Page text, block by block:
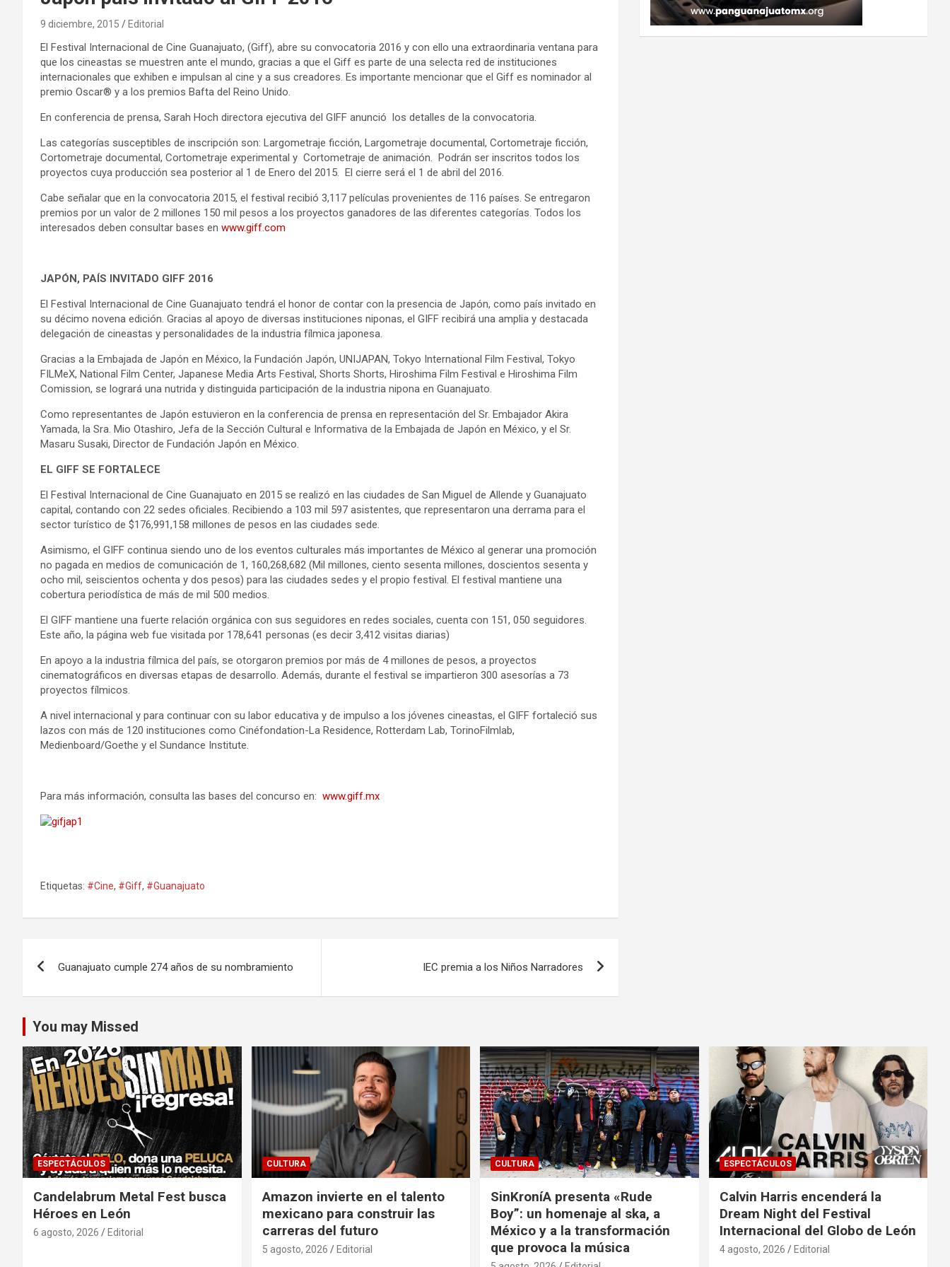
9 diciembre, 2015 Editorial
El Festival Internacional de Cine Guanajuato, (Giff), abre su convocatoria 2016 y con ello una extraordinaria ventana para
que los cineastas se muestren ante el mundo, gracias a que el Giff es parte de una selecta red de instituciones
internacionales que exhiben e impulsan al cine y a sus creadores. Es importante mencionar que el Giff es nominador al
premio Oscar® y a los premios Bafta del Reino Unido.
En conferencia de prensa, Sarah Hoch directora ejecutiva del GIFF anunció los detalles de la convocatoria.
Las categorías susceptibles de inscripción son: Largometraje ficción, Largometraje documental, Cortometraje ficción,
Cortometraje documental, Cortometraje experimental y Cortometraje de animación. Podrán ser inscritos todos los
proyectos cuya producción sea posterior al 1 de Enero del 2015. El cierre será el 1 de abril del 2016.
Cabe señalar que en la convocatoria 2015, el festival recibió 3,117 películas provenientes de 116 países. Se entregaron
premios por un valor de 2 millones 150 mil pesos a los proyectos ganadores de las diferentes categorías. Todos los
interesados deben consultar bases en www.giff.com
JAPÓN, PAÍS INVITADO GIFF 2016
El Festival Internacional de Cine Guanajuato tendrá el honor de contar con la presencia de Japón, como país invitado en
su décimo novena edición. Gracias al apoyo de diversas instituciones niponas, el GIFF recibirá una amplia y destacada
delegación de cineastas y personalidades de la industria fílmica japonesa.
Gracias a la Embajada de Japón en México, la Fundación Japón, UNIJAPAN, Tokyo International Film Festival, Tokyo
FILMeX, National Film Center, Japanese Media Arts Festival, Shorts Shorts, Hiroshima Film Festival e Hiroshima Film
Comission, se logrará una nutrida y distinguida participación de la industria nipona en Guanajuato.
Como representantes de Japón estuvieron en la conferencia de prensa en representación del Sr. Embajador Akira
Yamada, la Sra. Mio Otashiro, Jefa de la Sección Cultural e Informativa de la Embajada de Japón en México, y el Sr.
Masaru Susaki, Director de Fundación Japón en México.
EL GIFF SE FORTALECE
El Festival Internacional de Cine Guanajuato en 2015 se realizó en las ciudades de San Miguel de Allende y Guanajuato
capital, contando con 22 sedes oficiales. Recibiendo a 103 mil 597 asistentes, que representaron una derrama para el
sector turístico de $176,991,158 millones de pesos en las ciudades sede.
Asimismo, el GIFF continua siendo uno de los eventos culturales más importantes de México al generar una promoción
no pagada en medios de comunicación de 1, 160,268,682 (Mil millones, ciento sesenta millones, doscientos sesenta y
ocho mil, seiscientos ochenta y dos pesos) para las ciudades sedes y el propio festival. El festival mantiene una
cobertura periodística de más de mil 500 medios.
El GIFF mantiene una fuerte relación orgánica con sus seguidores en redes sociales, cuenta con 151, 050 seguidores.
Este año, la página web fue visitada por 178,641 personas (es decir 3,412 visitas diarias)
En apoyo a la industria fílmica del país, se otorgaron premios por más de 4 millones de pesos, a proyectos
cinematográficos en diversas etapas de desarrollo. Además, durante el festival se impartieron 300 asesorías a 73
proyectos fílmicos.
A nivel internacional y para continuar con su labor educativa y de impulso a los jóvenes cineastas, el GIFF fortaleció sus
lazos con más de 120 instituciones como Cinéfondation-La Residence, Rotterdam Lab, TorinoFilmlab,
Medienboard/Goethe y el Sundance Institute.
Para más información, consulta las bases del concurso en: www.giff.mx
Etiquetas: #Cine, #Giff, #Guanajuato
entradas
Guanajuato cumple 274 años de su nombramiento IEC premia a los Niños Narradores
You may Missed
ESPECTÁCULOS
Candelabrum Metal Fest busca
Héroes en León
6 agosto, 2026 Editorial
CULTURA
Amazon invierte en el talento
mexicano para construir las
carreras del futuro
5 agosto, 2026 Editorial
CULTURA
SinKroníA presenta «Rude
Boy”: un homenaje al ska, a
México y a la transformación
que provoca la música
ESPECTÁCULOS
Calvin Harris encenderá la
Dream Night del Festival
Internacional del Globo de León
4 agosto, 2026 Editorial